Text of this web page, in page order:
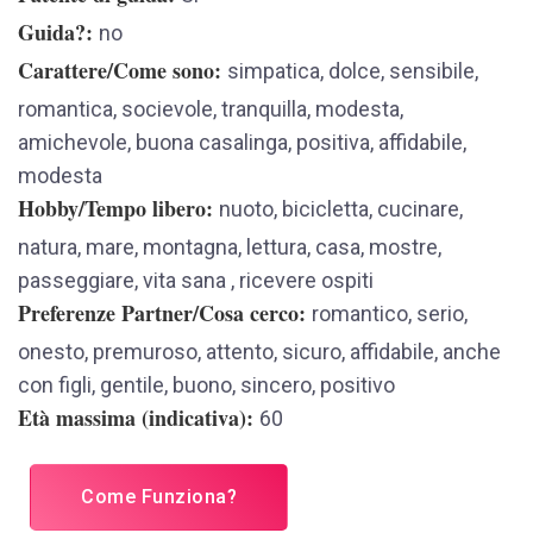
Guida? no
Carattere/Come sono simpatica, dolce, sensibile,
romantica, socievole, tranquilla, modesta,
amichevole, buona casalinga, positiva, affidabile,
modesta
Hobby/Tempo libero nuoto, bicicletta, cucinare,
natura, mare, montagna, lettura, casa, mostre,
passeggiare, vita sana , ricevere ospiti
Preferenze Partner/Cosa cerco romantico, serio,
onesto, premuroso, attento, sicuro, affidabile, anche
con figli, gentile, buono, sincero, positivo
Età massima (indicativa) 60
Come Funziona?